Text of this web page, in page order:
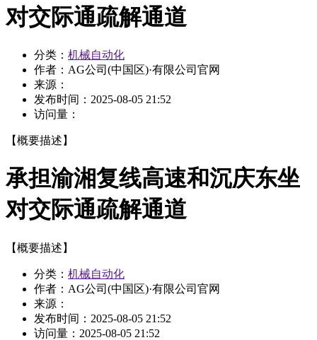
对交际通疏解通道
分类： 机械自动化
作者：AG公司(中国区)·有限公司官网
来源：
发布时间： 2025-08-05 21:52
访问量：
【概要描述】
承担渝湘复线高速和沉庆东坐
对交际通疏解通道
【概要描述】
分类： 机械自动化
作者：AG公司(中国区)·有限公司官网
来源：
发布时间： 2025-08-05 21:52
访问量： 2025-08-05 21:52